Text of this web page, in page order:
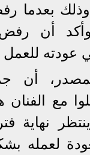
بعدما
وأكد أن رفض
عودته
أن
مع
نهاية
لعمله